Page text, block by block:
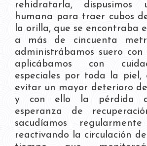
rehidratarla, dispusimos
humana para traer cubos
la orilla, que se encontraba
a más de cincuenta
administrábamos suero
aplicábamos con
especiales por toda la
evitar un mayor deterioro
y con ello la pérdida
esperanza de
sacudíamos
reactivando la circulación